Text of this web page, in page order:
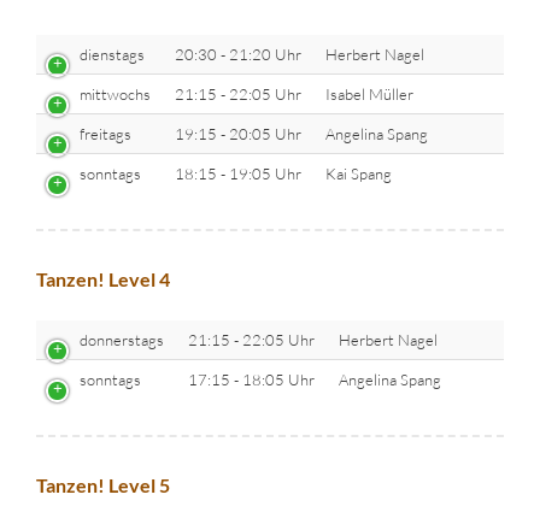
dienstags 20:30 - 21:20 Uhr Herbert Nagel
mittwochs 21:15 - 22:05 Uhr Isabel Müller
freitags 19:15 - 20:05 Uhr Angelina Spang
sonntags 18:15 - 19:05 Uhr Kai Spang
Tanzen! Level 4
donnerstags 21:15 - 22:05 Uhr Herbert Nagel
sonntags 17:15 - 18:05 Uhr Angelina Spang
Tanzen! Level 5